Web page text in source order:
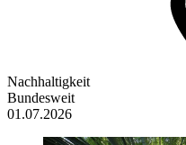
Nachhaltigkeit
Bundesweit
01.07.2026